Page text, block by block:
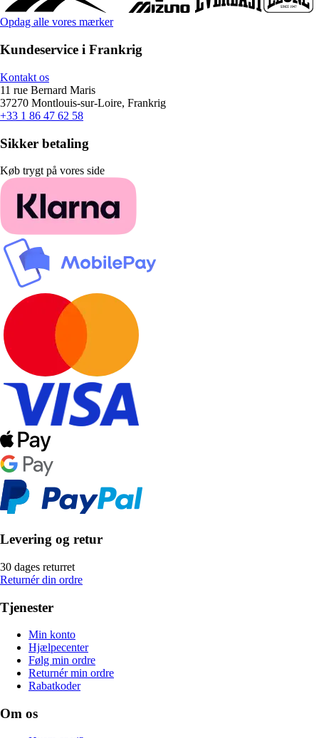
Opdag alle vores mærker
Kundeservice i Frankrig
Kontakt os
11 rue Bernard Maris
37270 Montlouis-sur-Loire, Frankrig
+33 1 86 47 62 58
Sikker betaling
Køb trygt på vores side
Levering og retur
30 dages returret
Returnér din ordre
Tjenester
Min konto
Hjælpecenter
Følg min ordre
Returnér min ordre
Rabatkoder
Om os